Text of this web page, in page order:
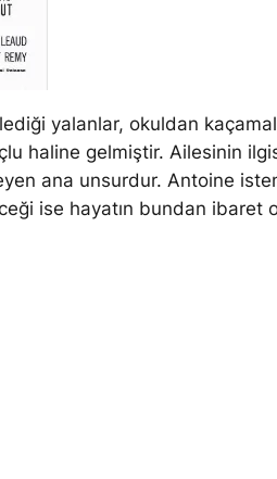
yalanlar, okuldan
haline gelmiştir. Ailesinin
ana unsurdur. Antoine
ise hayatın bundan ibaret